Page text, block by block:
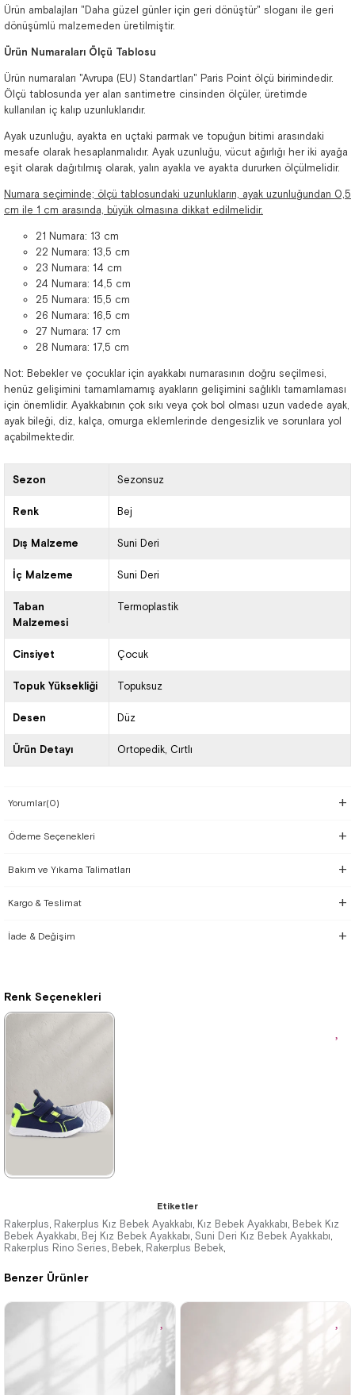
Ürün ambalajları "Daha güzel günler için geri dönüştür" sloganı ile geri
dönüşümlü malzemeden üretilmiştir.
Ürün Numaraları Ölçü Tablosu
Ürün numaraları "Avrupa (EU) Standartları" Paris Point ölçü birimindedir.
Ölçü tablosunda yer alan santimetre cinsinden ölçüler, üretimde
kullanılan iç kalıp uzunluklarıdır.
Ayak uzunluğu, ayakta en uçtaki parmak ve topuğun bitimi arasındaki
mesafe olarak hesaplanmalıdır. Ayak uzunluğu, vücut ağırlığı her iki ayağa
eşit olarak dağıtılmış olarak, yalın ayakla ve ayakta dururken ölçülmelidir.
Numara seçiminde; ölçü tablosundaki uzunlukların, ayak uzunluğundan 0,5
cm ile 1 cm arasında, büyük olmasına dikkat edilmelidir.
21 Numara: 13 cm
22 Numara: 13,5 cm
23 Numara: 14 cm
24 Numara: 14,5 cm
25 Numara: 15,5 cm
26 Numara: 16,5 cm
27 Numara: 17 cm
28 Numara: 17,5 cm
Not: Bebekler ve çocuklar için ayakkabı numarasının doğru seçilmesi,
henüz gelişimini tamamlamamış ayakların gelişimini sağlıklı tamamlaması
için önemlidir. Ayakkabının çok sıkı veya çok bol olması uzun vadede ayak,
ayak bileği, diz, kalça, omurga eklemlerinde dengesizlik ve sorunlara yol
açabilmektedir.
Sezon Sezonsuz
Renk Bej
Dış Malzeme Suni Deri
İç Malzeme Suni Deri
Taban
Malzemesi
Termoplastik
Cinsiyet Çocuk
Topuk Yüksekliği Topuksuz
Desen Düz
Ürün Detayı Ortopedik Cırtlı
Yorumlar(0)
Ödeme Seçenekleri
Bakım ve Yıkama Talimatları
Kargo & Teslimat
İade & Değişim
Renk Seçenekleri
929,90 ₺
1.499,90 ₺
%38İndirim
Benzer Ürünler
Etiketler
Rakerplus, Rakerplus Kız Bebek Ayakkabı, Kız Bebek Ayakkabı, Bebek Kız
Bebek Ayakkabı, Bej Kız Bebek Ayakkabı, Suni Deri Kız Bebek Ayakkabı,
Rakerplus Rino Series, Bebek, Rakerplus Bebek,